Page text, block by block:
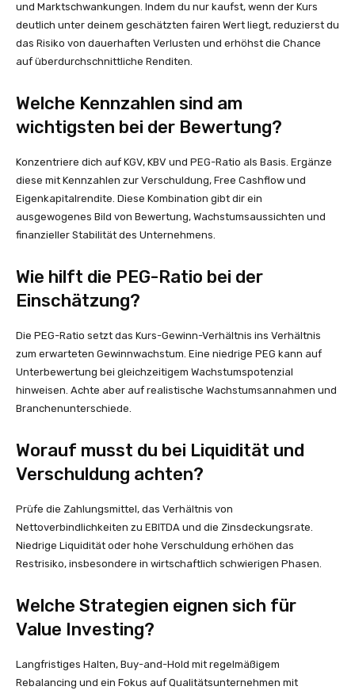
und Marktschwankungen. Indem du nur kaufst, wenn der Kurs
deutlich unter deinem geschätzten fairen Wert liegt, reduzierst du
das Risiko von dauerhaften Verlusten und erhöhst die Chance
auf überdurchschnittliche Renditen.
Welche Kennzahlen sind am
wichtigsten bei der Bewertung?
Konzentriere dich auf KGV, KBV und PEG-Ratio als Basis. Ergänze
diese mit Kennzahlen zur Verschuldung, Free Cashflow und
Eigenkapitalrendite. Diese Kombination gibt dir ein
ausgewogenes Bild von Bewertung, Wachstumsaussichten und
finanzieller Stabilität des Unternehmens.
Wie hilft die PEG-Ratio bei der
Einschätzung?
Die PEG-Ratio setzt das Kurs-Gewinn-Verhältnis ins Verhältnis
zum erwarteten Gewinnwachstum. Eine niedrige PEG kann auf
Unterbewertung bei gleichzeitigem Wachstumspotenzial
hinweisen. Achte aber auf realistische Wachstumsannahmen und
Branchenunterschiede.
Worauf musst du bei Liquidität und
Verschuldung achten?
Prüfe die Zahlungsmittel, das Verhältnis von
Nettoverbindlichkeiten zu EBITDA und die Zinsdeckungsrate.
Niedrige Liquidität oder hohe Verschuldung erhöhen das
Restrisiko, insbesondere in wirtschaftlich schwierigen Phasen.
Welche Strategien eignen sich für
Value Investing?
Langfristiges Halten, Buy-and-Hold mit regelmäßigem
Rebalancing und ein Fokus auf Qualitätsunternehmen mit